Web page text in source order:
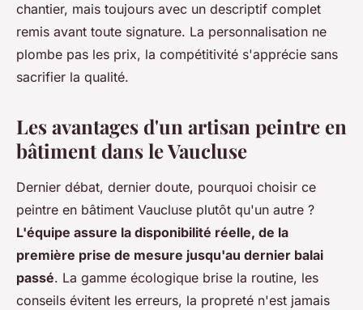
chantier, mais toujours avec un descriptif complet
remis avant toute signature. La personnalisation ne
plombe pas les prix, la compétitivité s'apprécie sans
sacrifier la qualité.
Les avantages d'un artisan peintre en
bâtiment dans le Vaucluse
Dernier débat, dernier doute, pourquoi choisir ce
peintre en bâtiment Vaucluse plutôt qu'un autre ?
L'équipe assure la disponibilité réelle, de la
première prise de mesure jusqu'au dernier balai
passé. La gamme écologique brise la routine, les
conseils évitent les erreurs, la propreté n'est jamais